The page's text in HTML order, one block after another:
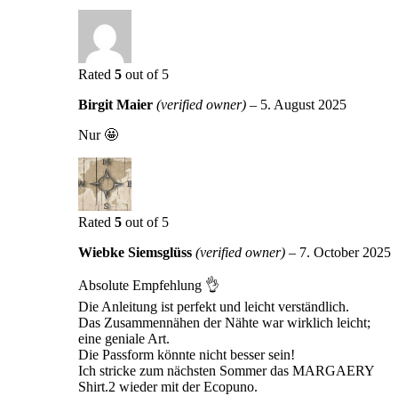
Rated 5 out of 5
Birgit Maier (verified owner) – 5. August 2025
Nur 🤩
Rated 5 out of 5
Wiebke Siemsglüss (verified owner) – 7. October 2025
Absolute Empfehlung 👌
Die Anleitung ist perfekt und leicht verständlich.
Das Zusammennähen der Nähte war wirklich leicht;
eine geniale Art.
Die Passform könnte nicht besser sein!
Ich stricke zum nächsten Sommer das MARGAERY
Shirt.2 wieder mit der Ecopuno.